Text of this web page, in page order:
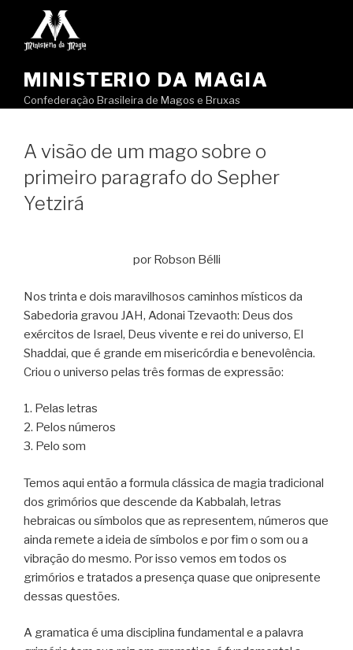
MINISTERIO DA MAGIA
Confederação Brasileira de Magos e Bruxas
A visão de um mago sobre o
primeiro paragrafo do Sepher
Yetzirá
por Robson Bélli
Nos trinta e dois maravilhosos caminhos místicos da
Sabedoria gravou JAH, Adonai Tzevaoth: Deus dos
exércitos de Israel, Deus vivente e rei do universo, El
Shaddai, que é grande em misericórdia e benevolência.
Criou o universo pelas três formas de expressão:
1. Pelas letras
2. Pelos números
3. Pelo som
Temos aqui então a formula clássica de magia tradicional
dos grimórios que descende da Kabbalah, letras
hebraicas ou símbolos que as representem, números que
ainda remete a ideia de símbolos e por fim o som ou a
vibração do mesmo. Por isso vemos em todos os
grimórios e tratados a presença quase que onipresente
dessas questões.
A gramatica é uma disciplina fundamental e a palavra